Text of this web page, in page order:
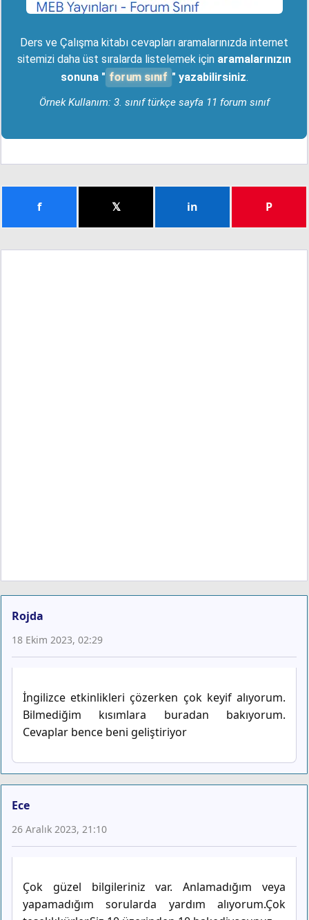
Ders ve Çalışma kitabı cevapları aramalarınızda internet
sitemizi daha üst sıralarda listelemek için aramalarınızın
sonuna " forum sınıf " yazabilirsiniz.
Örnek Kullanım: 3. sınıf türkçe sayfa 11 forum sınıf
f 𝕏 in P
Rojda
18 Ekim 2023, 02:29
İngilizce etkinlikleri çözerken çok keyif alıyorum.
Bilmediğim kısımlara buradan bakıyorum.
Cevaplar bence beni geliştiriyor
Ece
26 Aralık 2023, 21:10
Çok güzel bilgileriniz var. Anlamadığım veya
yapamadığım sorularda yardım alıyorum.Çok